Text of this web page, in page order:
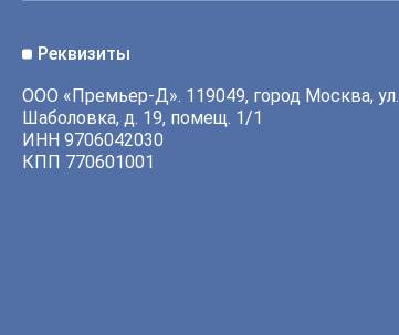
Реквизиты
ООО «Премьер-Д». 119049, город Москва, ул.
Шаболовка, д. 19, помещ. 1/1
ИНН 9706042030
КПП 770601001